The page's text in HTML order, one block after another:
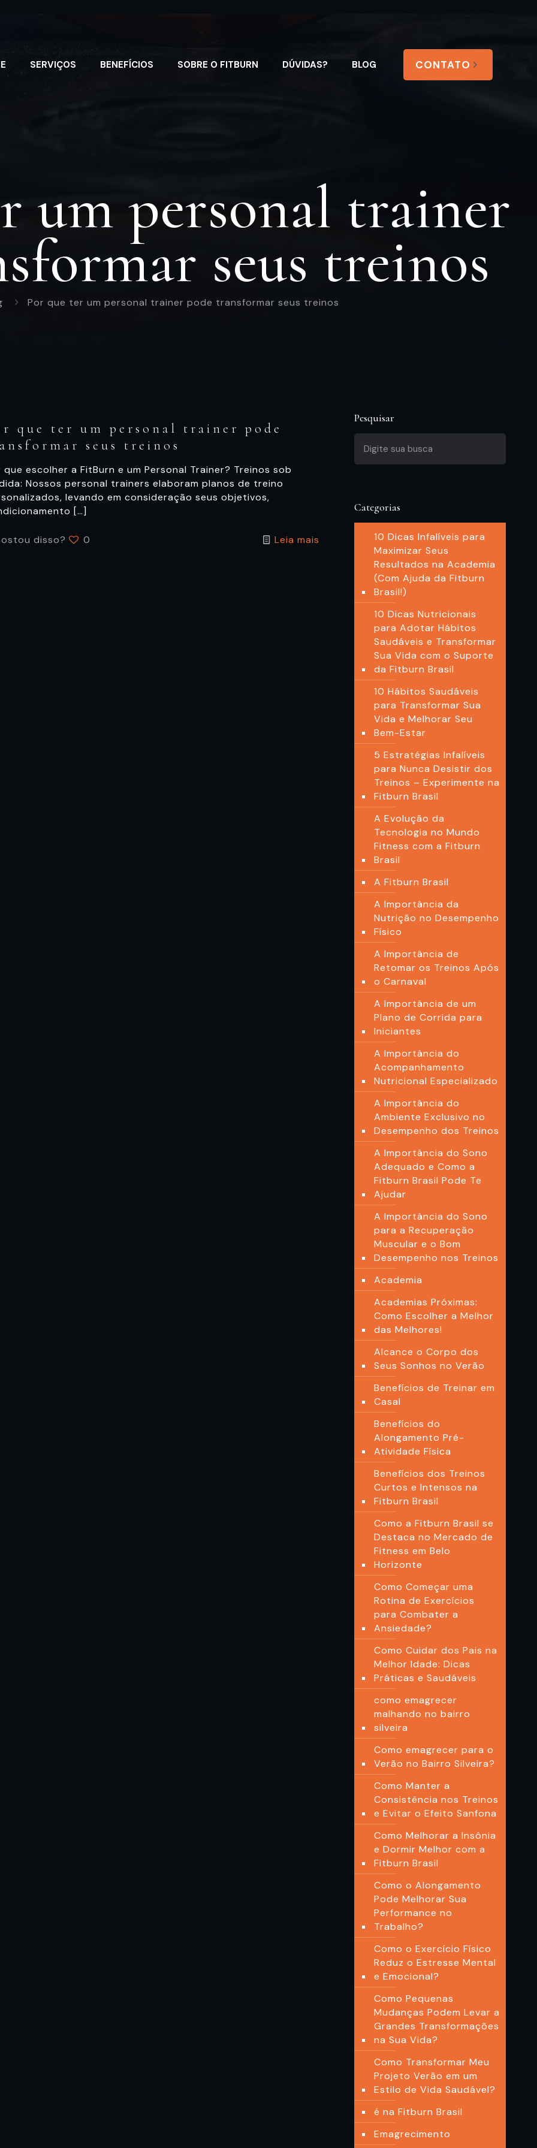
SERVIÇOS BENEFÍCIOS SOBRE O FITBURN DÚVIDAS? BLOG CONTATO
um personal trainer
seus treinos
Por que ter um personal trainer pode transformar seus treinos
que ter um personal trainer pode
seus treinos
que escolher a FitBurn e um Personal Trainer? Treinos sob
Nossos personal trainers elaboram planos de treino
levando em consideração seus objetivos,
[…]
disso? 0 Leia mais
Pesquisar
Categorias
10 Dicas Infalíveis para
Maximizar Seus
Resultados na Academia
(Com Ajuda da Fitburn
Brasil!)
10 Dicas Nutricionais
para Adotar Hábitos
Saudáveis e Transformar
Sua Vida com o Suporte
da Fitburn Brasil
10 Hábitos Saudáveis
para Transformar Sua
Vida e Melhorar Seu
Bem-Estar
5 Estratégias Infalíveis
para Nunca Desistir dos
Treinos – Experimente na
Fitburn Brasil
A Evolução da
Tecnologia no Mundo
Fitness com a Fitburn
Brasil
A Fitburn Brasil
A Importância da
Nutrição no Desempenho
Físico
A Importância de
Retomar os Treinos Após
o Carnaval
A Importância de um
Plano de Corrida para
Iniciantes
A Importância do
Acompanhamento
Nutricional Especializado
A Importância do
Ambiente Exclusivo no
Desempenho dos Treinos
A Importância do Sono
Adequado e Como a
Fitburn Brasil Pode Te
Ajudar
A Importância do Sono
para a Recuperação
Muscular e o Bom
Desempenho nos Treinos
Academia
Academias Próximas:
Como Escolher a Melhor
das Melhores!
Alcance o Corpo dos
Seus Sonhos no Verão
Benefícios de Treinar em
Casal
Benefícios do
Alongamento Pré-
Atividade Física
Benefícios dos Treinos
Curtos e Intensos na
Fitburn Brasil
Como a Fitburn Brasil se
Destaca no Mercado de
Fitness em Belo
Horizonte
Como Começar uma
Rotina de Exercícios
para Combater a
Ansiedade?
Como Cuidar dos Pais na
Melhor Idade: Dicas
Práticas e Saudáveis
como emagrecer
malhando no bairro
silveira
Como emagrecer para o
Verão no Bairro Silveira?
Como Manter a
Consistência nos Treinos
e Evitar o Efeito Sanfona
Como Melhorar a Insônia
e Dormir Melhor com a
Fitburn Brasil
Como o Alongamento
Pode Melhorar Sua
Performance no
Trabalho?
Como o Exercício Físico
Reduz o Estresse Mental
e Emocional?
Como Pequenas
Mudanças Podem Levar a
Grandes Transformações
na Sua Vida?
Como Transformar Meu
Projeto Verão em um
Estilo de Vida Saudável?
é na Fitburn Brasil
Emagrecimento